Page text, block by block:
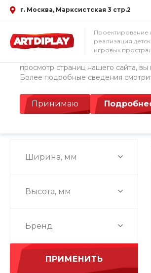
Использование
Мы используем файлы cookie,
просмотр страниц нашего сайта,
Более подробные сведения
Принимаю
г. Москва, Марксистская 3 стр.2
Проектирование
реализация
игровых
Главная / Каталог товаров / Детские
Ширина, мм
Высота, мм
Бренд
ПРИМЕНИТЬ